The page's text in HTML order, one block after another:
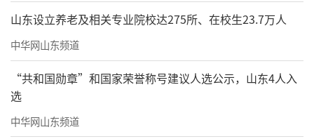
山东设立养老及相关专业院校达275所、在校生23.7万人
中华网山东频道
“共和国勋章”和国家荣誉称号建议人选公示，山东4人入
选
中华网山东频道